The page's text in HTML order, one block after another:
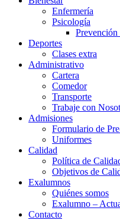
Enfermería
Psicología
Deportes
Clases extra
Administrativo
Cartera
Comedor
Transporte
Trabaje con
Admisiones
Formulario de
Uniformes
Calidad
Política de
Objetivos de
Exalumnos
Quiénes somos
Exalumno –
Contacto